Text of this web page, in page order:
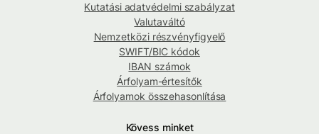
Kutatási adatvédelmi szabályzat
Valutaváltó
Nemzetközi részvényfigyelő
SWIFT/BIC kódok
IBAN számok
Árfolyam-értesítők
Árfolyamok összehasonlítása
Kövess minket